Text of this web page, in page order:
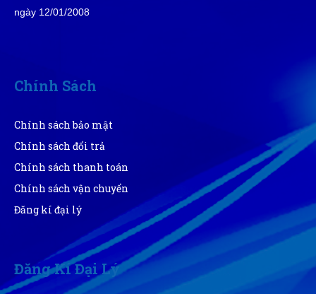
NT
Nguyễn Chí Tâm
Minh Thắng
(Đánh giá 1 năm trước)
Được người quen PR nhờ lên web thấy dịch vụ ok. Nên
đến trải ngiệm luôn
PV
Phạm Thái Vũ
(Đánh giá 1 năm trước)
ngày 12/01/2008
Chính Sách
Chính sách bảo mật
Chính sách đổi trả
Chính sách thanh toán
Chính sách vận chuyển
Đăng kí đại lý
Đăng Kí Đại Lý